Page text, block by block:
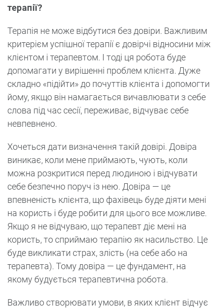
терапії?
Терапія не може відбутися без довіри. Важливим
критерієм успішної терапії є довірчі відносини між
клієнтом і терапевтом. І тоді ця робота буде
допомагати у вирішенні проблем клієнта. Дуже
складно «підійти» до почуттів клієнта і допомогти
йому, якщо він намагається вичавлювати з себе
слова під час сесії, переживає, відчуває себе
невпевнено.
Хочеться дати визначення такій довірі. Довіра
виникає, коли мене приймають, чують, коли
можна розкритися перед людиною і відчувати
себе безпечно поруч із нею. Довіра — це
впевненість клієнта, що фахівець буде діяти мені
на користь і буде робити для цього все можливе.
Якщо я не відчуваю, що терапевт діє мені на
користь, то сприймаю терапію як насильство. Це
буде викликати страх, злість (на себе або на
терапевта). Тому довіра — це фундамент, на
якому будується терапевтична робота.
Важливо створювати умови, в яких клієнт відчує